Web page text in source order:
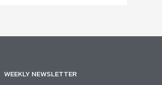
WEEKLY NEWSLETTER